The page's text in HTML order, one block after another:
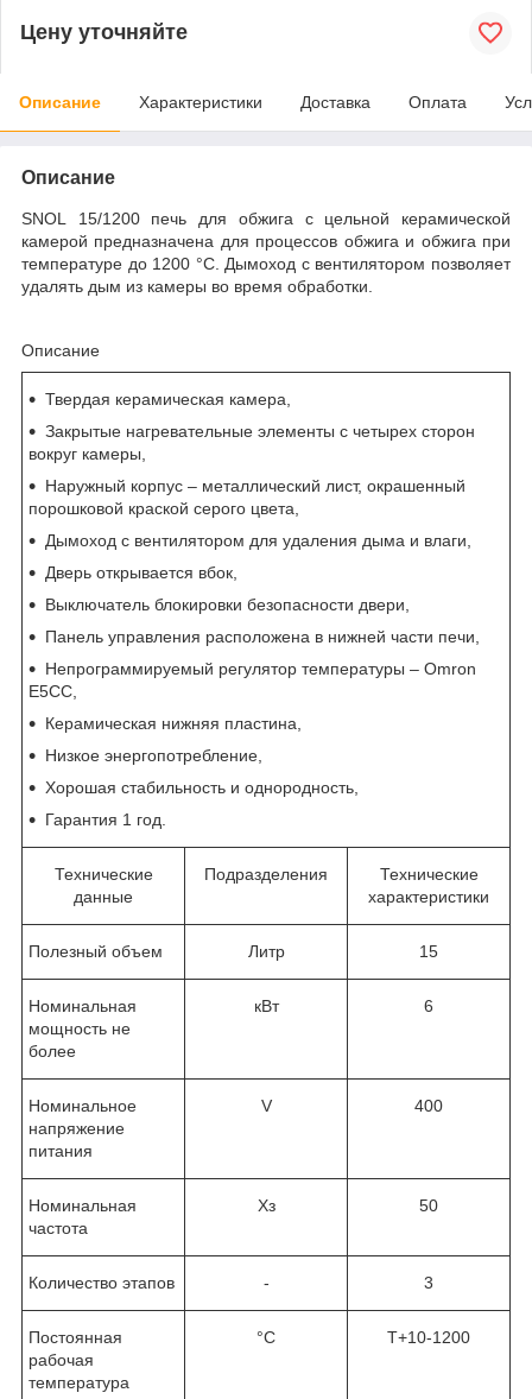
Цену уточняйте
Описание Характеристики Доставка Оплата
Описание
SNOL 15/1200 печь для обжига с цельной керамической
камерой предназначена для процессов обжига и обжига при
температуре до 1200 °C. Дымоход с вентилятором позволяет
удалять дым из камеры во время обработки.
Описание
Твердая керамическая камера,
Закрытые нагревательные элементы с четырех сторон
вокруг камеры,
Наружный корпус – металлический лист, окрашенный
порошковой краской серого цвета,
Дымоход с вентилятором для удаления дыма и влаги,
Дверь открывается вбок,
Выключатель блокировки безопасности двери,
Панель управления расположена в нижней части печи,
Непрограммируемый регулятор температуры – Omron
E5CC,
Керамическая нижняя пластина,
Низкое энергопотребление,
Хорошая стабильность и однородность,
Гарантия 1 год.
Технические
данные
Подразделения
Технические
характеристики
Полезный объем Литр 15
Номинальная
мощность не
более
кВт 6
Номинальное
напряжение
питания
V 400
Номинальная
частота
Хз 50
Количество этапов - 3
Постоянная
рабочая
температура
°C T+10-1200